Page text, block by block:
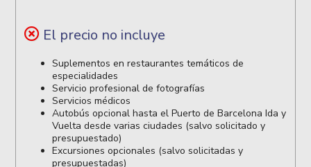
El precio no incluye
Suplementos en restaurantes temáticos de
especialidades
Servicio profesional de fotografías
Servicios médicos
Autobús opcional hasta el Puerto de Barcelona Ida y
Vuelta desde varias ciudades (salvo solicitado y
presupuestado)
Excursiones opcionales (salvo solicitadas y
presupuestadas)